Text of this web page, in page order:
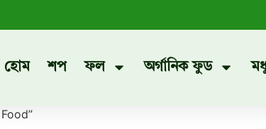
হোম শপ ফল অর্গানিক ফুড